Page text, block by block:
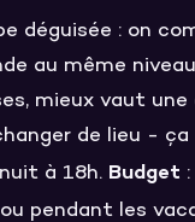
déguisée : on
au même
mieux vaut
de lieu -
à 18h. Budget
pendant les